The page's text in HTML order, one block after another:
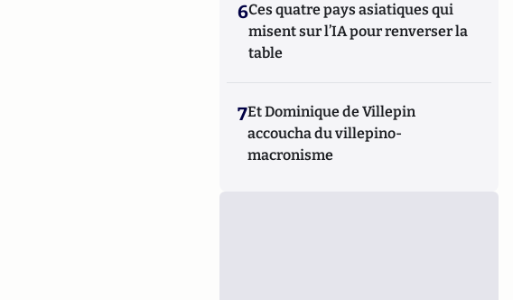
6Ces quatre pays asiatiques qui
misent sur l’IA pour renverser la
table
7Et Dominique de Villepin
accoucha du villepino-
macronisme